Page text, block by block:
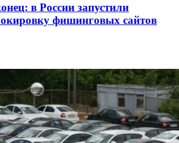
в России запустили
фишинговых сайтов